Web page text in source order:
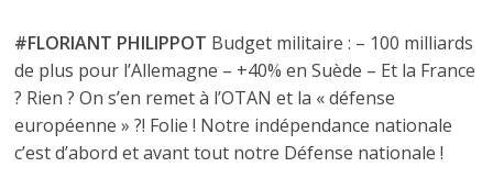
#FLORIANT PHILIPPOT Budget militaire : – 100 milliards
de plus pour l’Allemagne – +40% en Suède – Et la France
? Rien ? On s’en remet à l’OTAN et la « défense
européenne » ?! Folie ! Notre indépendance nationale
c’est d’abord et avant tout notre Défense nationale !